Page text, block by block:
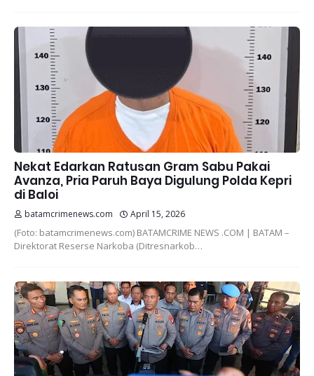
Nekat Edarkan Ratusan Gram Sabu Pakai
Avanza, Pria Paruh Baya Digulung Polda Kepri
di Baloi
batamcrimenews.com April 15, 2026
(Foto: batamcrimenews.com) BATAMCRIME NEWS .COM | BATAM –
Direktorat Reserse Narkoba (Ditresnarkob…